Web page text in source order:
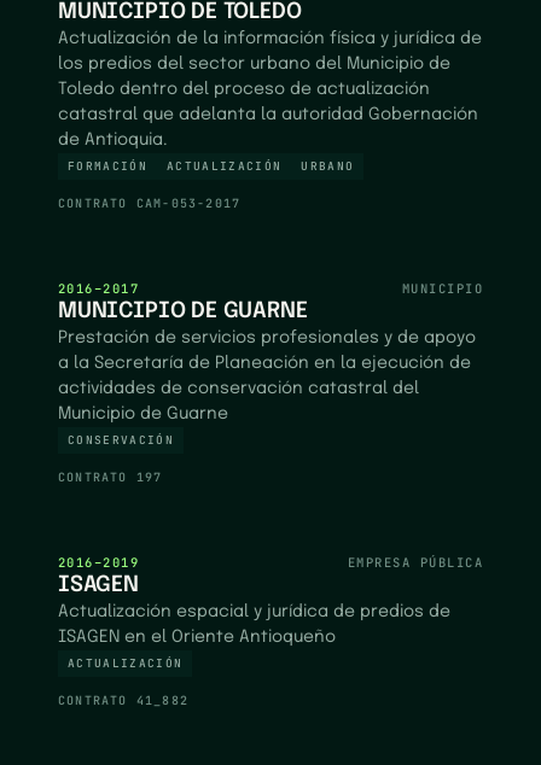
MUNICIPIO DE TOLEDO
Actualización de la información física y jurídica de
los predios del sector urbano del Municipio de
Toledo dentro del proceso de actualización
catastral que adelanta la autoridad Gobernación
de Antioquia.
FORMACIÓN ACTUALIZACIÓN URBANO
CONTRATO CAM-053-2017
2016–2017 MUNICIPIO
MUNICIPIO DE GUARNE
Prestación de servicios profesionales y de apoyo
a la Secretaría de Planeación en la ejecución de
actividades de conservación catastral del
Municipio de Guarne
CONSERVACIÓN
CONTRATO 197
2016–2019 EMPRESA PÚBLICA
ISAGEN
Actualización espacial y jurídica de predios de
ISAGEN en el Oriente Antioqueño
ACTUALIZACIÓN
CONTRATO 41_882